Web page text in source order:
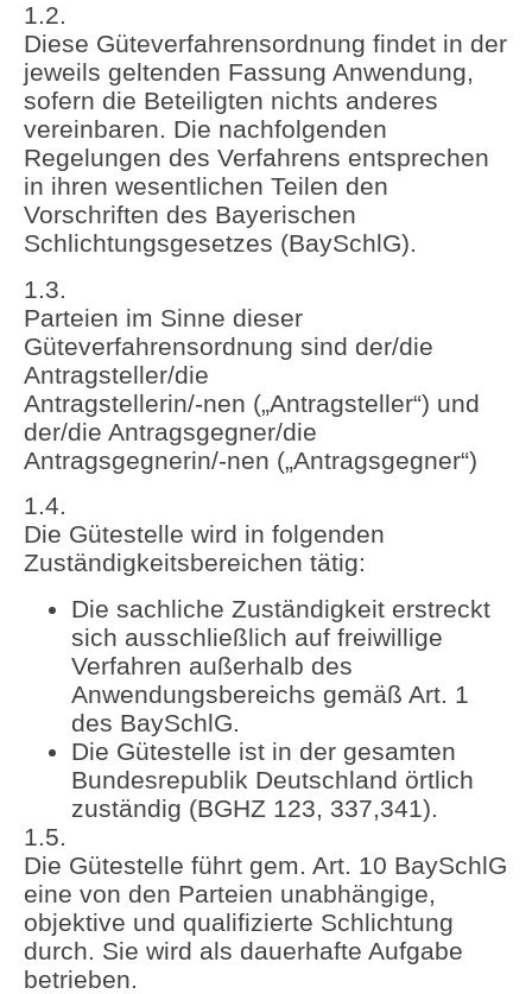
1.2.
Diese Güteverfahrensordnung findet in der
jeweils geltenden Fassung Anwendung,
sofern die Beteiligten nichts anderes
vereinbaren. Die nachfolgenden
Regelungen des Verfahrens entsprechen
in ihren wesentlichen Teilen den
Vorschriften des Bayerischen
Schlichtungsgesetzes (BaySchlG).
1.3.
Parteien im Sinne dieser
Güteverfahrensordnung sind der/die
Antragsteller/die
Antragstellerin/-nen („Antragsteller“) und
der/die Antragsgegner/die
Antragsgegnerin/-nen („Antragsgegner“)
1.4.
Die Gütestelle wird in folgenden
Zuständigkeitsbereichen tätig:
Die sachliche Zuständigkeit erstreckt
sich ausschließlich auf freiwillige
Verfahren außerhalb des
Anwendungsbereichs gemäß Art. 1
des BaySchlG.
Die Gütestelle ist in der gesamten
Bundesrepublik Deutschland örtlich
zuständig (BGHZ 123, 337,341).
1.5.
Die Gütestelle führt gem. Art. 10 BaySchlG
eine von den Parteien unabhängige,
objektive und qualifizierte Schlichtung
durch. Sie wird als dauerhafte Aufgabe
betrieben.